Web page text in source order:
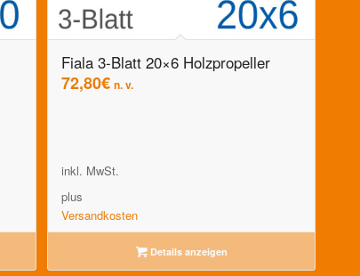
Fiala 3-Blatt 20×6 Holzpropeller
72,80€ n. v.
inkl. MwSt.
plus
Versandkosten
Details anzeigen